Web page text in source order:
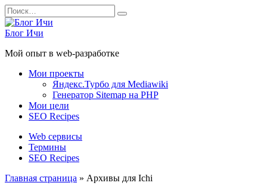
Перейти
к
содержанию
Search
for:
Блог Ичи
Мой опыт в web-разработке
Мои проекты
Яндекс.Турбо для Mediawiki
Генератор Sitemap на PHP
Мои цели
SEO Recipes
Web сервисы
Термины
SEO Recipes
Главная страница » Архивы для Ichi